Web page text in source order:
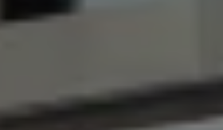
Volkswagen R
Pannen- und Unfallhilfe
Volkswagen Kundenbetreuung